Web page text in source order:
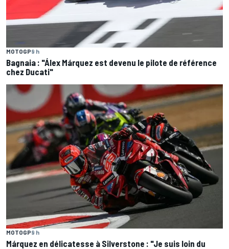
MOTOGP9 h
Bagnaia : "Álex Márquez est devenu le pilote de référence
chez Ducati"
MOTOGP9 h
Márquez en délicatesse à Silverstone : "Je suis loin du